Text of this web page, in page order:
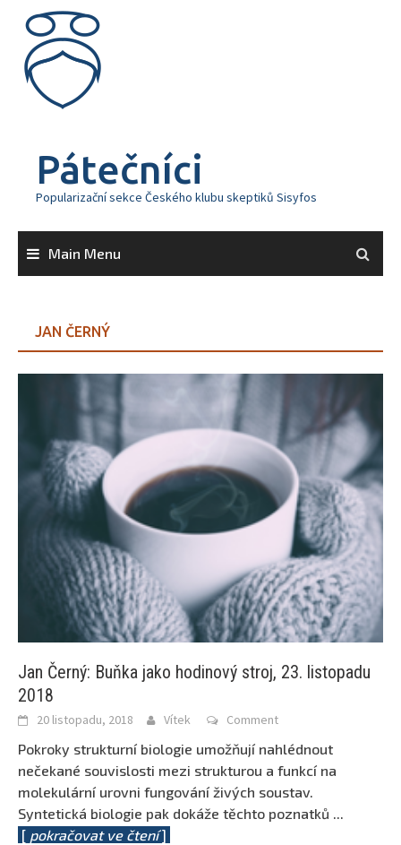
content
Pátečníci
Popularizační sekce Českého klubu skeptiků Sisyfos
Main Menu
JAN ČERNÝ
Jan Černý: Buňka jako hodinový stroj, 23. listopadu
2018
20 listopadu, 2018 Vítek Comment
Pokroky strukturní biologie umožňují nahlédnout
nečekané souvislosti mezi strukturou a funkcí na
molekulární urovni fungování živých soustav.
Syntetická biologie pak dokáže těchto poznatků ...
[ pokračovat ve čtení]